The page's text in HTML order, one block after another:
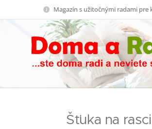
Magazín s užitočnými radami pre
Šťuka na rasci